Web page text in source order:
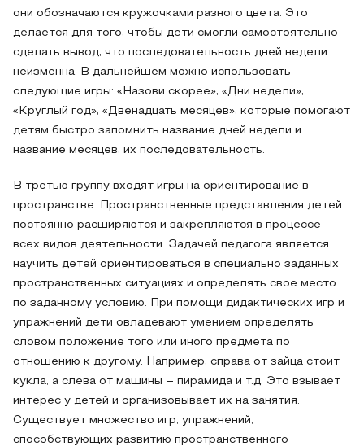
они обозначаются кружочками разного цвета. Это
делается для того, чтобы дети смогли самостоятельно
сделать вывод, что последовательность дней недели
неизменна. В дальнейшем можно использовать
следующие игры: «Назови скорее», «Дни недели»,
«Круглый год», «Двенадцать месяцев», которые помогают
детям быстро запомнить название дней недели и
название месяцев, их последовательность.
В третью группу входят игры на ориентирование в
пространстве. Пространственные представления детей
постоянно расширяются и закрепляются в процессе
всех видов деятельности. Задачей педагога является
научить детей ориентироваться в специально заданных
пространственных ситуациях и определять свое место
по заданному условию. При помощи дидактических игр и
упражнений дети овладевают умением определять
словом положение того или иного предмета по
отношению к другому. Например, справа от зайца стоит
кукла, а слева от машины – пирамида и т.д. Это взывает
интерес у детей и организовывает их на занятия.
Существует множество игр, упражнений,
способствующих развитию пространственного